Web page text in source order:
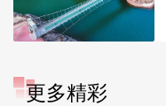
更多精彩